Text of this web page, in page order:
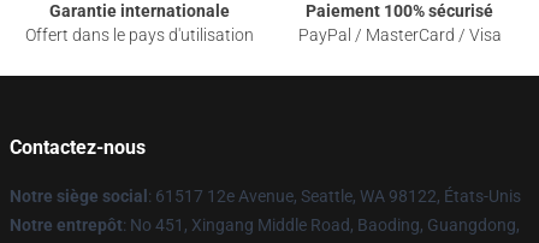
Garantie internationale
Offert dans le pays d'utilisation
Paiement 100% sécurisé
PayPal / MasterCard / Visa
Contactez-nous
Notre siège social : 61517 12e Avenue, Seattle, WA 98122, États-Unis
Notre entrepôt: No 451, Xingang Middle Road, Baoding, Guangdong,